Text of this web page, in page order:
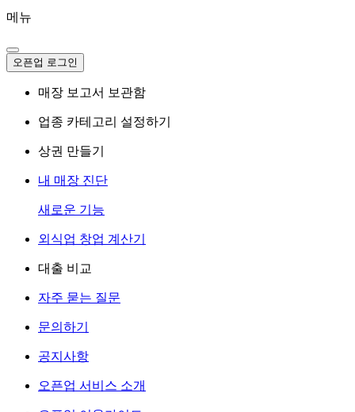
메뉴
오픈업 로그인
매장 보고서 보관함
업종 카테고리 설정하기
상권 만들기
내 매장 진단
새로운 기능
외식업 창업 계산기
대출 비교
자주 묻는 질문
문의하기
공지사항
오픈업 서비스 소개